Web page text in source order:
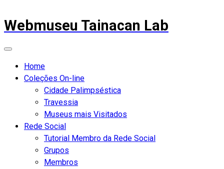
Webmuseu Tainacan Lab
Home
Coleções On-line
Cidade Palimpséstica
Travessia
Museus mais Visitados
Rede Social
Tutorial Membro da Rede Social
Grupos
Membros